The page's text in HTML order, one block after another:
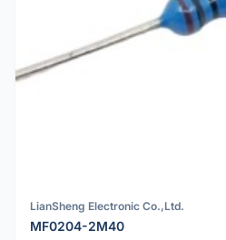
LianSheng Electronic Co.,Ltd.
MF0204-2M40